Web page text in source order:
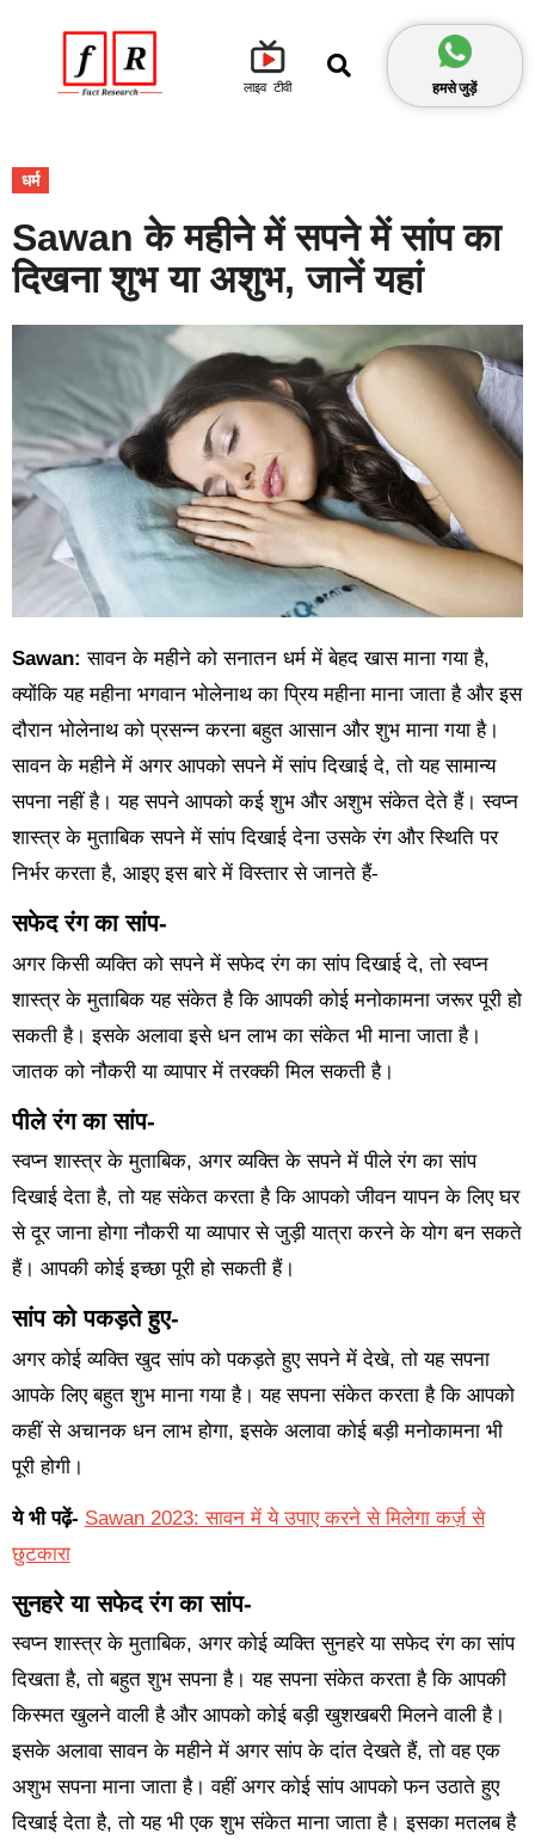
लाइव टीवी हमसे जुड़ें
धर्म
Sawan के महीने में सपने में सांप का
दिखना शुभ या अशुभ, जानें यहां
Sawan: सावन के महीने को सनातन धर्म में बेहद खास माना गया है,
क्योंकि यह महीना भगवान भोलेनाथ का प्रिय महीना माना जाता है और इस
दौरान भोलेनाथ को प्रसन्न करना बहुत आसान और शुभ माना गया है।
सावन के महीने में अगर आपको सपने में सांप दिखाई दे, तो यह सामान्य
सपना नहीं है। यह सपने आपको कई शुभ और अशुभ संकेत देते हैं। स्वप्न
शास्त्र के मुताबिक सपने में सांप दिखाई देना उसके रंग और स्थिति पर
निर्भर करता है, आइए इस बारे में विस्तार से जानते हैं-
सफेद रंग का सांप-
अगर किसी व्यक्ति को सपने में सफेद रंग का सांप दिखाई दे, तो स्वप्न
शास्त्र के मुताबिक यह संकेत है कि आपकी कोई मनोकामना जरूर पूरी हो
सकती है। इसके अलावा इसे धन लाभ का संकेत भी माना जाता है।
जातक को नौकरी या व्यापार में तरक्की मिल सकती है।
पीले रंग का सांप-
स्वप्न शास्त्र के मुताबिक, अगर व्यक्ति के सपने में पीले रंग का सांप
दिखाई देता है, तो यह संकेत करता है कि आपको जीवन यापन के लिए घर
से दूर जाना होगा नौकरी या व्यापार से जुड़ी यात्रा करने के योग बन सकते
हैं। आपकी कोई इच्छा पूरी हो सकती हैं।
सांप को पकड़ते हुए-
अगर कोई व्यक्ति खुद सांप को पकड़ते हुए सपने में देखे, तो यह सपना
आपके लिए बहुत शुभ माना गया है। यह सपना संकेत करता है कि आपको
कहीं से अचानक धन लाभ होगा, इसके अलावा कोई बड़ी मनोकामना भी
पूरी होगी।
ये भी पढ़ें- Sawan 2023: सावन में ये उपाए करने से मिलेगा कर्ज़ से
छुटकारा
सुनहरे या सफेद रंग का सांप-
स्वप्न शास्त्र के मुताबिक, अगर कोई व्यक्ति सुनहरे या सफेद रंग का सांप
दिखता है, तो बहुत शुभ सपना है। यह सपना संकेत करता है कि आपकी
किस्मत खुलने वाली है और आपको कोई बड़ी खुशखबरी मिलने वाली है।
इसके अलावा सावन के महीने में अगर सांप के दांत देखते हैं, तो वह एक
अशुभ सपना माना जाता है। वहीं अगर कोई सांप आपको फन उठाते हुए
दिखाई देता है, तो यह भी एक शुभ संकेत माना जाता है। इसका मतलब है